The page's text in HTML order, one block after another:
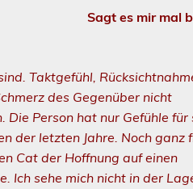
Sagt es mir mal
Taktgefühl,
des Gegenüber nicht
Person hat nur Gefühle für
der letzten Jahre. Noch ganz
Cat der Hoffnung auf einen
Ich sehe mich nicht in der